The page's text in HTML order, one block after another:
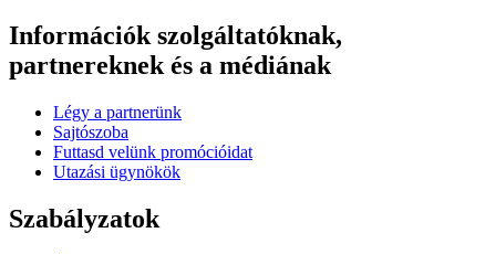
Információk szolgáltatóknak,
partnereknek és a médiának
Légy a partnerünk
Sajtószoba
Futtasd velünk promócióidat
Utazási ügynökök
Szabályzatok